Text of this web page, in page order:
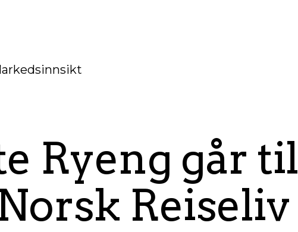
Ryeng går til
Reiseliv